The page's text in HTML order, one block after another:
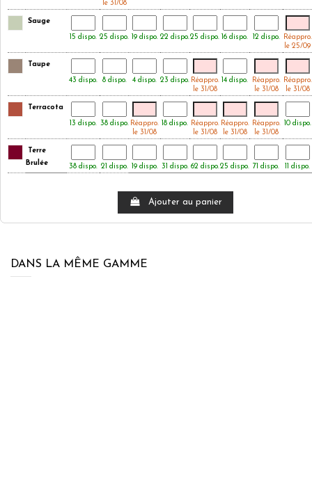
le 31/08
Sauge
15 dispo. 25 dispo. 19 dispo. 22 dispo.25 dispo. 16 dispo. 12 dispo.
Réappro.
le 25/09
Taupe
43 dispo. 8 dispo. 4 dispo. 23 dispo. Réappro.
le 31/08
14 dispo.
Réappro.
le 31/08
Réappro.
le 31/08
Terracota
13 dispo. 38 dispo. Réappro.
le 31/08
18 dispo. Réappro.
le 31/08
Réappro.
le 31/08
Réappro.
le 31/08
10 dispo.
Terre
Brulée
38 dispo. 21 dispo. 19 dispo. 31 dispo. 62 dispo.25 dispo. 71 dispo. 11 dispo.
Ajouter au panier
DANS LA MÊME GAMME